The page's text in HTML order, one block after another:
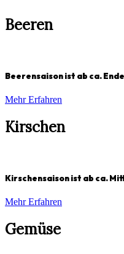
Beeren
Beerensaison ist ab ca.
Mehr Erfahren
Kirschen
Kirschensaison ist ab ca.
Mehr Erfahren
Gemüse